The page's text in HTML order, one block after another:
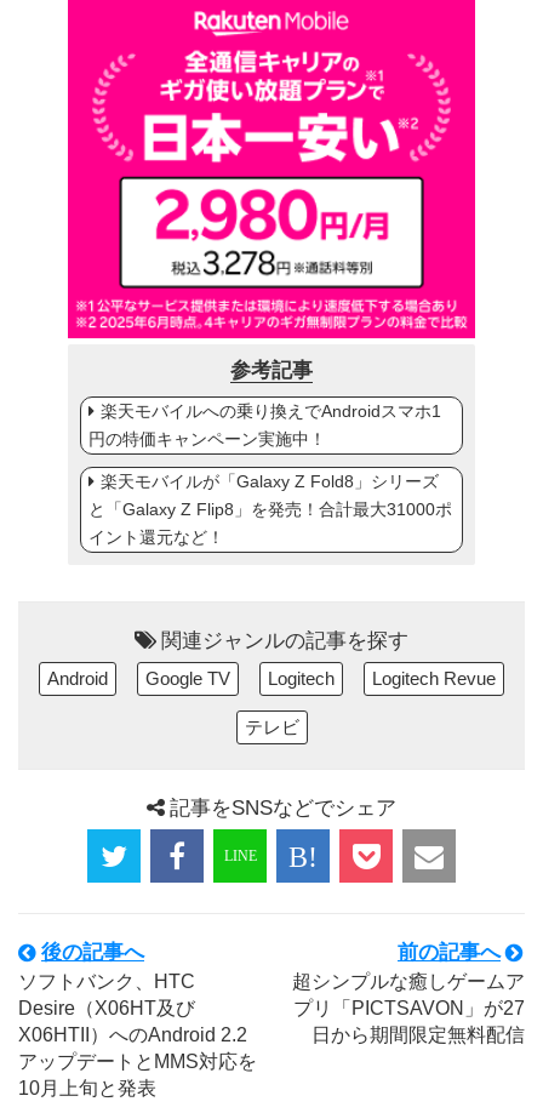
参考記事
楽天モバイルへの乗り換えでAndroidスマホ1
円の特価キャンペーン実施中！
楽天モバイルが「Galaxy Z Fold8」シリーズ
と「Galaxy Z Flip8」を発売！合計最大31000ポ
イント還元など！
関連ジャンルの記事を探す
Android Google TV Logitech Logitech Revue
テレビ
記事をSNSなどでシェア
後の記事へ
ソフトバンク、HTC
Desire（X06HT及び
X06HTII）へのAndroid 2.2
アップデートとMMS対応を
10月上旬と発表
前の記事へ
超シンプルな癒しゲームア
プリ「PICTSAVON」が27
日から期間限定無料配信